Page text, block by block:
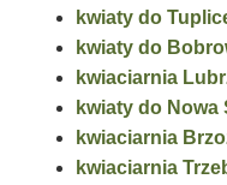
kwiaty do
kwiaty do
kwiaciarnia
kwiaty do Nowa
kwiaciarnia
kwiaciarnia